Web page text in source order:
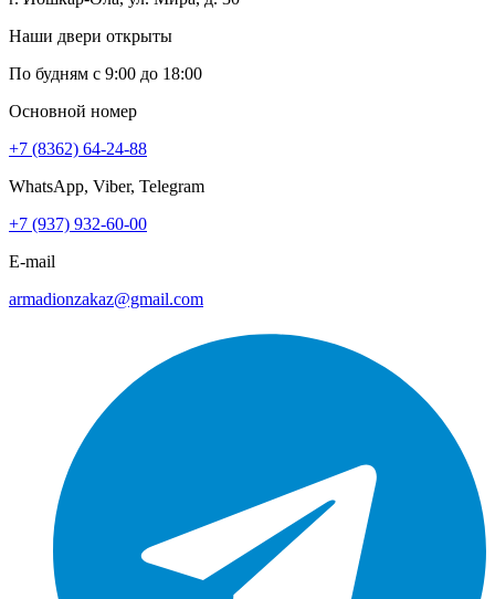
Наши двери открыты
По будням с 9:00 до 18:00
Основной номер
+7 (8362) 64-24-88
WhatsApp, Viber, Telegram
+7 (937) 932-60-00
E-mail
armadionzakaz@gmail.com